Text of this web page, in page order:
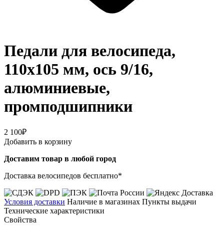
Педали для велосипеда,
110x105 мм, ось 9/16,
алюминиевые,
промподшипники
2 100₽
Добавить в корзину
Доставим товар в любой город
Доставка велосипедов бесплатно*
Условия доставки Наличие в магазинах Пункты выдачи
Технические характеристики
Свойства